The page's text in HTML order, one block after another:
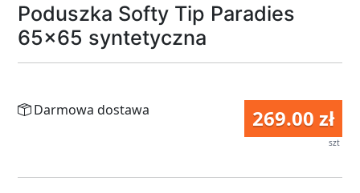
Poduszka Softy Tip Paradies
65x65 syntetyczna
269.00 zł
szt
Darmowa dostawa